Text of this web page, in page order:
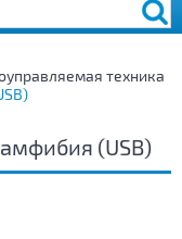
техника
(USB)